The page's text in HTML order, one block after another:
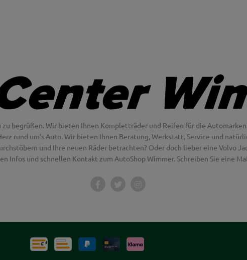
begrüßen. Wir bieten Ihnen Kompletträder und Reifen für die Automarken
rund um’s Auto. Wir bieten Ihnen Beratung, Werkstatt, Service und
und Ihre neuen Räder betrachten? Oder doch lieber eine Volvo
Infos und schnellen Kontakt zum AutoShop Wimmer. Schreiben Sie eine